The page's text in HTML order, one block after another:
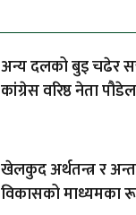
अन्य दलको बुइ चढेर
कांग्रेस वरिष्ठ नेता पौडेल
खेलकुद अर्थतन्त्र र
विकासको माध्यमका